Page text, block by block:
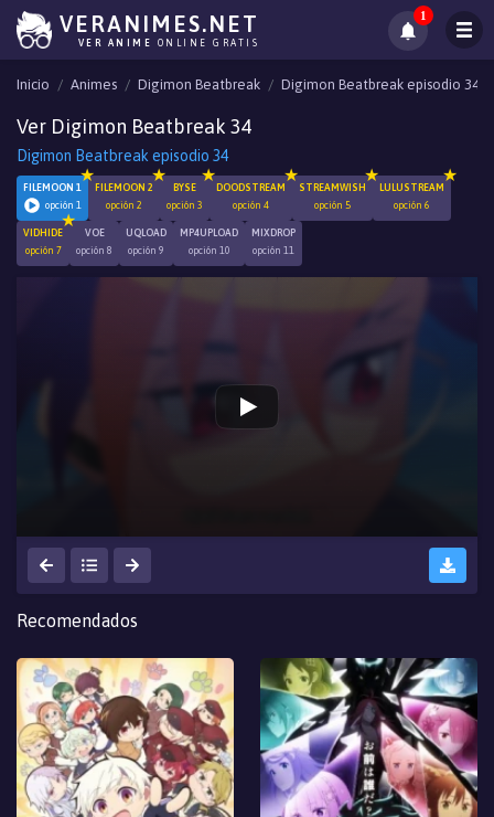
VERANIMES.NET
VER ANIME ONLINE GRATIS
1
Inicio Animes Digimon Beatbreak Digimon Beatbreak episodio 34
Ver Digimon Beatbreak 34
Digimon Beatbreak episodio 34
FILEMOON 1
opción 1
FILEMOON 2
opción 2
BYSE
opción 3
DOODSTREAM
opción 4
STREAMWISH
opción 5
LULUSTREAM
opción 6
VIDHIDE
opción 7
VOE
opción 8
UQLOAD
opción 9
MP4UPLOAD
opción 10
MIXDROP
opción 11
Recomendados